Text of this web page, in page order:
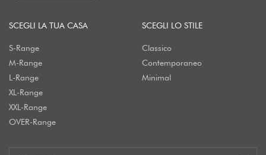
SCEGLI LA TUA CASA
S-Range
M-Range
L-Range
XL-Range
XXL-Range
OVER-Range
SCEGLI LO STILE
Classico
Contemporaneo
Minimal